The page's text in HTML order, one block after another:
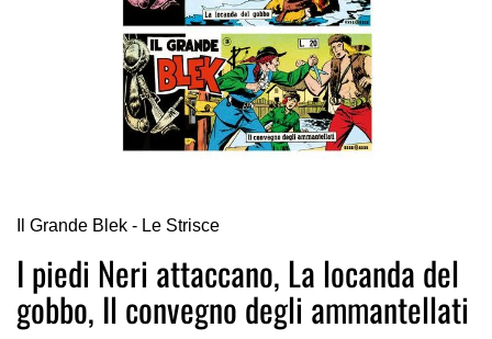
all'inizio
della
galleria
di
immagini
Il Grande Blek - Le Strisce
I piedi Neri attaccano, La locanda del
gobbo, Il convegno degli ammantellati